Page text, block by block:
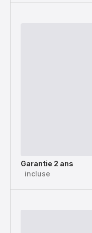
Garantie 2 ans
incluse